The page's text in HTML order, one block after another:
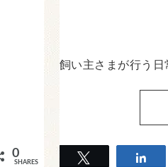
0
SHARES
飼い主さまが行う